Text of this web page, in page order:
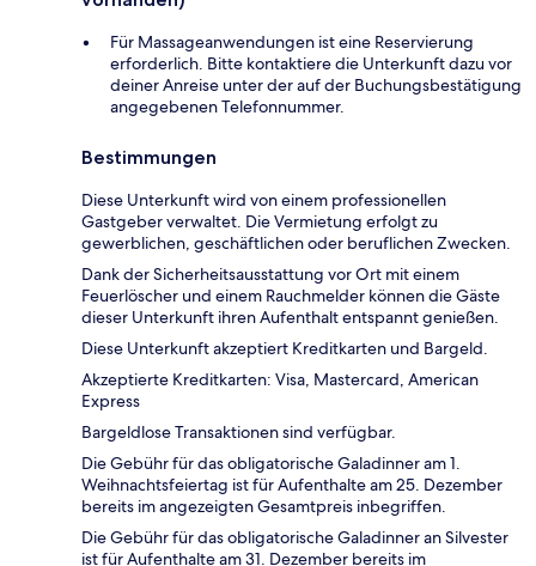
Für Massageanwendungen ist eine Reservierung
erforderlich. Bitte kontaktiere die Unterkunft dazu vor
deiner Anreise unter der auf der Buchungsbestätigung
angegebenen Telefonnummer.
Bestimmungen
Diese Unterkunft wird von einem professionellen
Gastgeber verwaltet. Die Vermietung erfolgt zu
gewerblichen, geschäftlichen oder beruflichen Zwecken.
Dank der Sicherheitsausstattung vor Ort mit einem
Feuerlöscher und einem Rauchmelder können die Gäste
dieser Unterkunft ihren Aufenthalt entspannt genießen.
Diese Unterkunft akzeptiert Kreditkarten und Bargeld.
Akzeptierte Kreditkarten: Visa, Mastercard, American
Express
Bargeldlose Transaktionen sind verfügbar.
Die Gebühr für das obligatorische Galadinner am 1.
Weihnachtsfeiertag ist für Aufenthalte am 25. Dezember
bereits im angezeigten Gesamtpreis inbegriffen.
Die Gebühr für das obligatorische Galadinner an Silvester
ist für Aufenthalte am 31. Dezember bereits im